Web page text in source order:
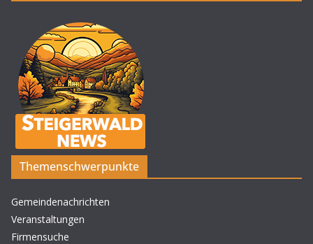
Themenschwerpunkte
Gemeindenachrichten
Veranstaltungen
Firmensuche